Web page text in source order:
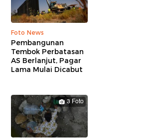
Foto News
Pembangunan
Tembok Perbatasan
AS Berlanjut, Pagar
Lama Mulai Dicabut
3 Foto